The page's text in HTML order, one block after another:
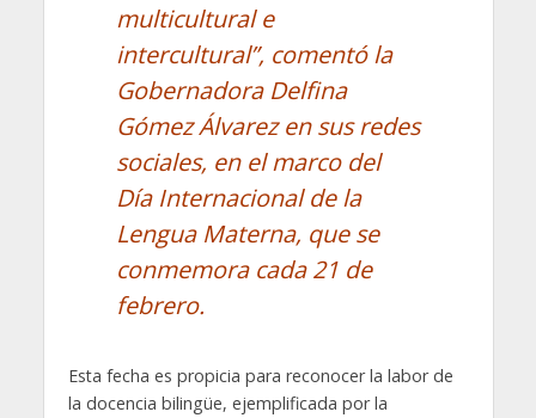
multicultural e
intercultural”, comentó la
Gobernadora Delfina
Gómez Álvarez en sus redes
sociales, en el marco del
Día Internacional de la
Lengua Materna, que se
conmemora cada 21 de
febrero.
Esta fecha es propicia para reconocer la labor de
la docencia bilingüe, ejemplificada por la